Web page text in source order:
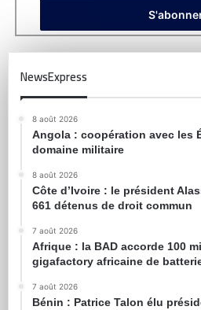
NewsExpress
8 août 2026
Angola : coopération avec les
domaine militaire
8 août 2026
Côte d’Ivoire : le président
661 détenus de droit commun
7 août 2026
Afrique : la BAD accorde 100
gigafactory africaine de
7 août 2026
Bénin : Patrice Talon élu